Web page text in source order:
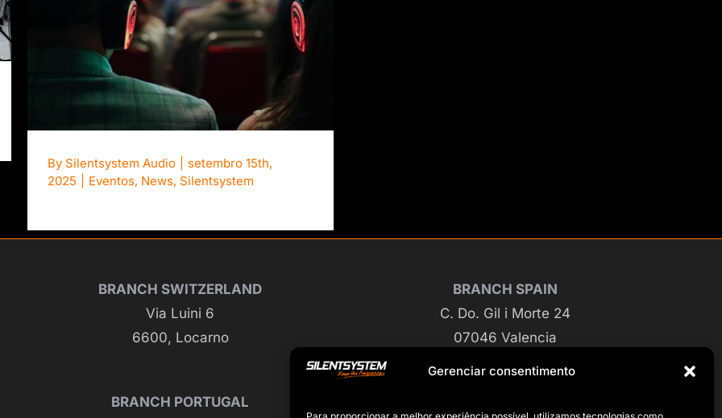
Gerenciar consentimento
Conferências multi-sala com fones de
ouvido sem fio
By Silentsystem Audio
setembro 15th,
2025
Eventos, News, Silentsystem
BRANCH SWITZERLAND
Via Luini 6
6600, Locarno
BRANCH PORTUGAL
BRANCH SPAIN
C. Do. Gil i Morte 24
07046 Valencia